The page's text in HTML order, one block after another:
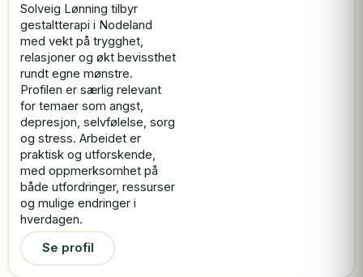
Solveig Lønning tilbyr
gestaltterapi i Nodeland
med vekt på trygghet,
relasjoner og økt bevissthet
rundt egne mønstre.
Profilen er særlig relevant
for temaer som angst,
depresjon, selvfølelse, sorg
og stress. Arbeidet er
praktisk og utforskende,
med oppmerksomhet på
både utfordringer, ressurser
og mulige endringer i
hverdagen.
Se profil